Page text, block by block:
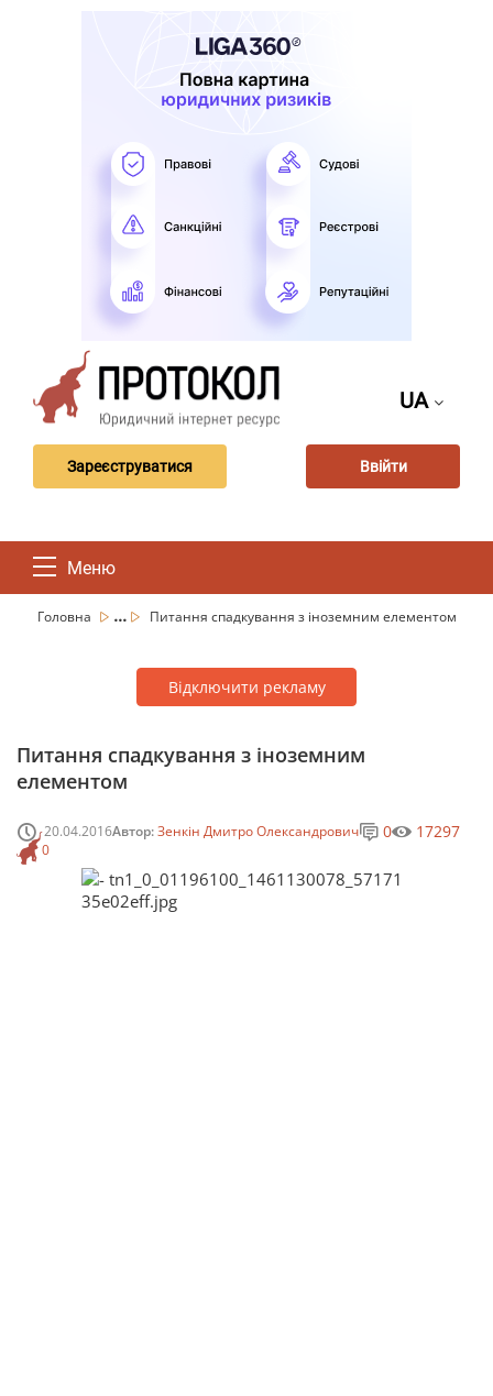
UA
Зареєструватися Ввійти
Меню
Головна ... Питання спадкування з іноземним елементом
Відключити рекламу
Питання спадкування з іноземним
елементом
20.04.2016Автор:Зенкін Дмитро Олександрович
0
0 17297